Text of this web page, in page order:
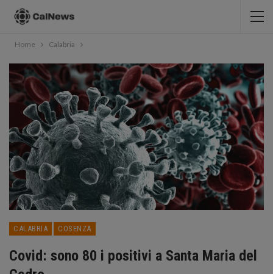
Home Calabria
CALABRIA COSENZA
Covid: sono 80 i positivi a Santa Maria del